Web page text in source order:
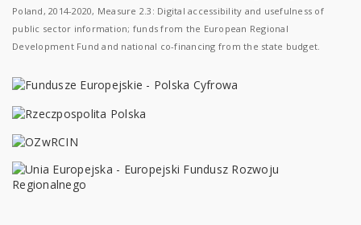
Poland, 2014-2020, Measure 2.3: Digital accessibility and usefulness of
public sector information; funds from the European Regional
Development Fund and national co-financing from the state budget.